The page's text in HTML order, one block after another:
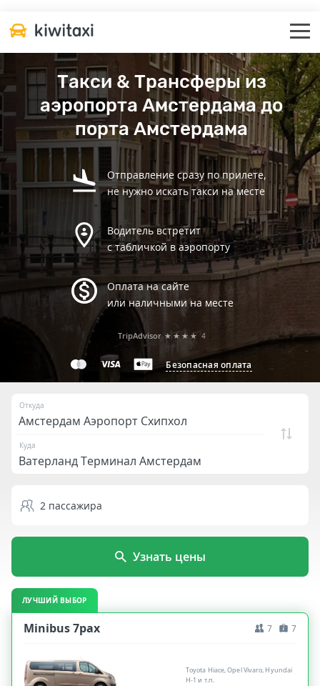
Такси & Трансферы из
аэропорта Амстердама до
порта Амстердама
Отправление сразу по прилете,
не нужно искать такси на месте
Водитель встретит
с табличкой в аэропорту
Оплата на сайте
или наличными на месте
Безопасная оплата
TripAdvisor ★★★★ 4
Откуда
Куда
2 пассажира
Узнать цены
ЛУЧШИЙ ВЫБОР
Minibus 7pax 7 7
Toyota Hiace, Opel Vivaro, Hyundai
H-1 и т.п.